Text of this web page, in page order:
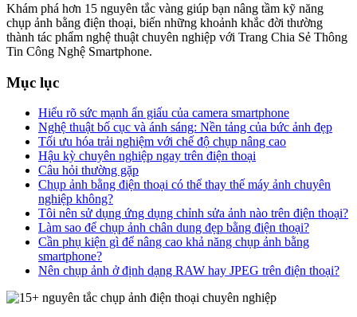
Khám phá hơn 15 nguyên tắc vàng giúp bạn nâng tầm kỹ năng
chụp ảnh bằng điện thoại, biến những khoảnh khắc đời thường
thành tác phẩm nghệ thuật chuyên nghiệp với Trang Chia Sẻ Thông
Tin Công Nghệ Smartphone.
Mục lục
Hiểu rõ sức mạnh ẩn giấu của camera smartphone
Nghệ thuật bố cục và ánh sáng: Nền tảng của bức ảnh đẹp
Tối ưu hóa trải nghiệm với chế độ chụp nâng cao
Hậu kỳ chuyên nghiệp ngay trên điện thoại
Câu hỏi thường gặp
Chụp ảnh bằng điện thoại có thể thay thế máy ảnh chuyên
nghiệp không?
Tôi nên sử dụng ứng dụng chỉnh sửa ảnh nào trên điện thoại?
Làm sao để chụp ảnh chân dung đẹp bằng điện thoại?
Cần phụ kiện gì để nâng cao khả năng chụp ảnh bằng
smartphone?
Nên chụp ảnh ở định dạng RAW hay JPEG trên điện thoại?